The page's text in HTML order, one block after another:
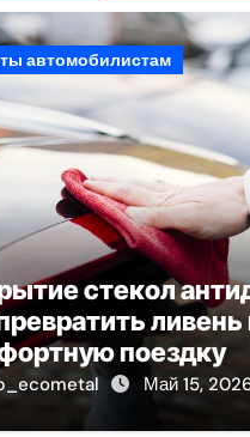
автомобилистам
стекол
ливень
поездку
Май 15,